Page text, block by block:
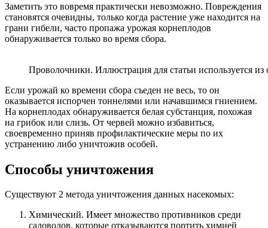
Заметить это вовремя практически невозможно. Повреждения
становятся очевидны, только когда растение уже находится на
грани гибели, часто пропажа урожая корнеплодов
обнаруживается только во время сбора.
Проволочники. Иллюстрация для статьи используется
Если урожай ко времени сбора съеден не весь, то он
оказывается испорчен тоннелями или начавшимся гниением.
На корнеплодах обнаруживается белая субстанция, похожая
на грибок или слизь. От червей можно избавиться,
своевременно приняв профилактические меры по их
устранению либо уничтожив особей.
Способы уничтожения
Существуют 2 метода уничтожения данных насекомых:
Химический. Имеет множество противников среди
садоводов, которые отказываются портить химией